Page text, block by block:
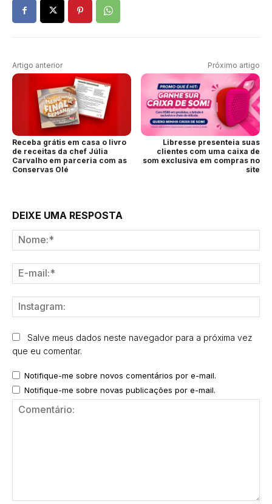
Artigo anterior
Receba grátis em casa o livro
de receitas da chef Júlia
Carvalho em parceria com as
Conservas Olé
Próximo artigo
Libresse presenteia suas
clientes com uma caixa de
som exclusiva em compras no
site
DEIXE UMA RESPOSTA
Salve meus dados neste navegador para a próxima vez
que eu comentar.
Notifique-me sobre novos comentários por e-mail.
Notifique-me sobre novas publicações por e-mail.